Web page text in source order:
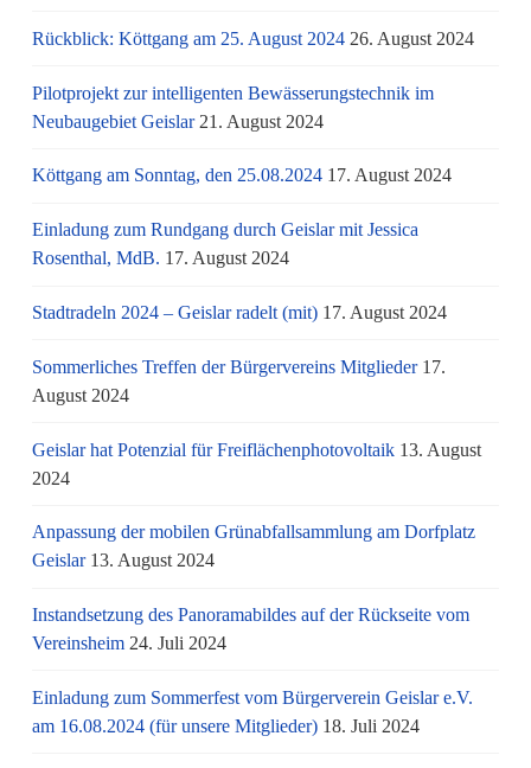
Rückblick: Köttgang am 25. August 2024 26. August 2024
Pilotprojekt zur intelligenten Bewässerungstechnik im
Neubaugebiet Geislar 21. August 2024
Köttgang am Sonntag, den 25.08.2024 17. August 2024
Einladung zum Rundgang durch Geislar mit Jessica
Rosenthal, MdB. 17. August 2024
Stadtradeln 2024 – Geislar radelt (mit) 17. August 2024
Sommerliches Treffen der Bürgervereins Mitglieder 17.
August 2024
Geislar hat Potenzial für Freiflächenphotovoltaik 13. August
2024
Anpassung der mobilen Grünabfallsammlung am Dorfplatz
Geislar 13. August 2024
Instandsetzung des Panoramabildes auf der Rückseite vom
Vereinsheim 24. Juli 2024
Einladung zum Sommerfest vom Bürgerverein Geislar e.V.
am 16.08.2024 (für unsere Mitglieder) 18. Juli 2024